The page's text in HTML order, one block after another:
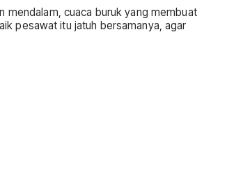
mendalam, cuaca buruk yang membuat
pesawat itu jatuh bersamanya, agar